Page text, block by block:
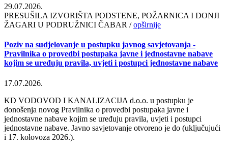
29.07.2026.
PRESUŠILA IZVORIŠTA PODSTENE, POŽARNICA I DONJI
ŽAGARI U PODRUŽNICI ČABAR /opširnije
Poziv na sudjelovanje u postupku javnog savjetovanja -
Pravilnika o provedbi postupaka javne i jednostavne nabave
kojim se uređuju pravila, uvjeti i postupci jednostavne nabave
17.07.2026.
KD VODOVOD I KANALIZACIJA d.o.o. u postupku je
donošenja novog Pravilnika o provedbi postupaka javne i
jednostavne nabave kojim se uređuju pravila, uvjeti i postupci
jednostavne nabave. Javno savjetovanje otvoreno je do (uključujući
i 17. kolovoza 2026.).